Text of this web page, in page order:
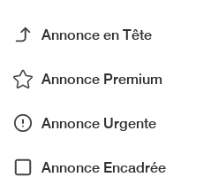
Annonce en Tête
Annonce Premium
Annonce Urgente
Annonce Encadrée